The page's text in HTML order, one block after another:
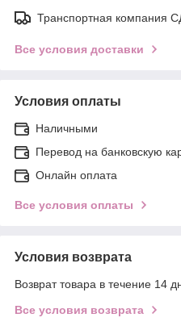
Транспортная компания
Все условия доставки
Условия оплаты
Наличными
Перевод на банковскую
Онлайн оплата
Все условия оплаты
Условия возврата
Возврат товара в течение 14
Все условия возврата